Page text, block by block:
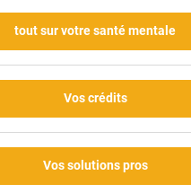
tout sur votre santé mentale
Vos crédits
Vos solutions pros